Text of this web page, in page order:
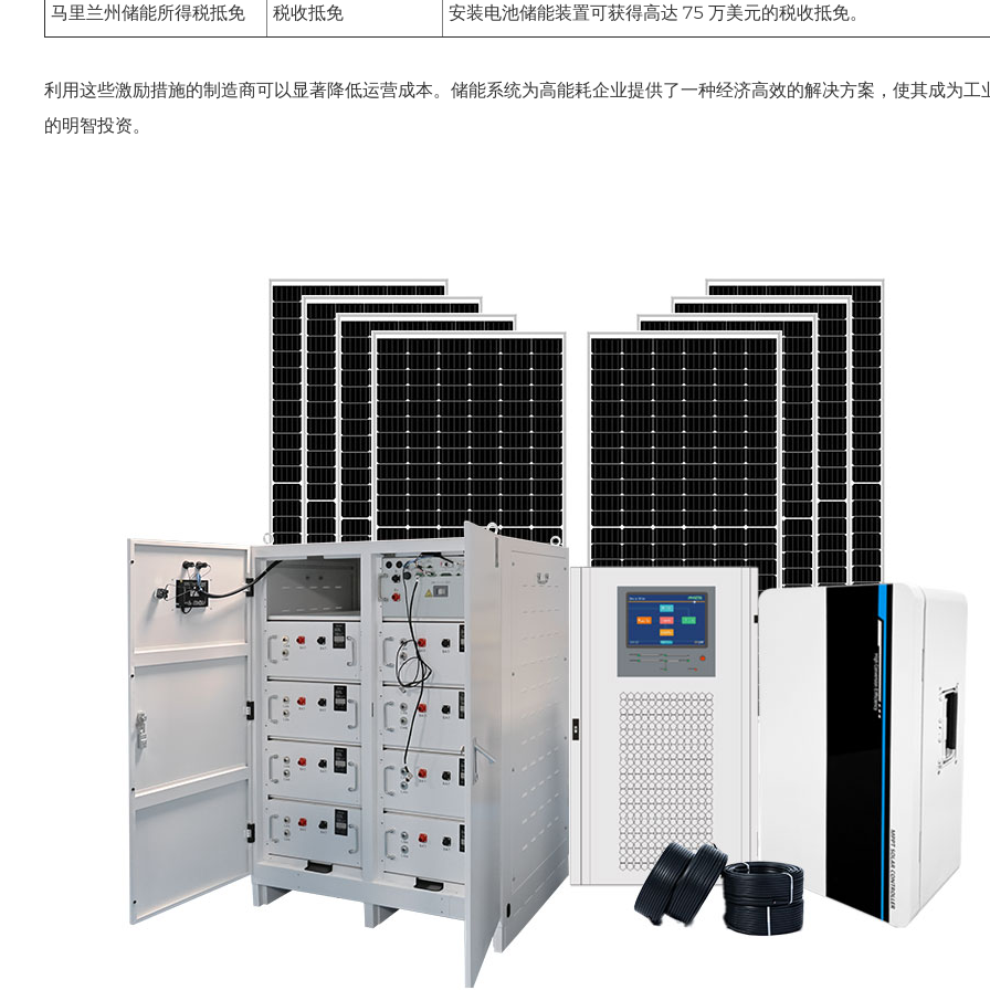
马里兰州储能所得税抵免 税收抵免 安装电池储能装置可获得高达 75 万美元的税收抵免。
利用这些激励措施的制造商可以显著降低运营成本。储能系统为高能耗企业提供了一种经济高效的解决方案，使其成为工
的明智投资。